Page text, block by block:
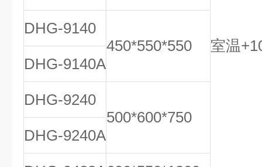
室温
DHG-9140
450*550*550
DHG-9140A
DHG-9240
500*600*750
DHG-9240A